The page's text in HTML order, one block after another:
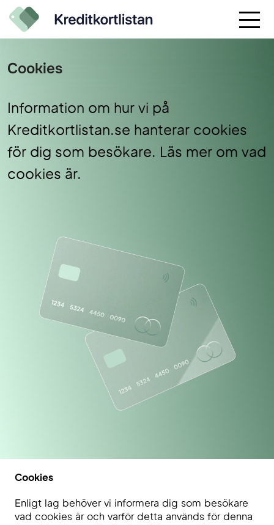
Cookies
Information om hur vi på
Kreditkortlistan.se hanterar cookies
för dig som besökare. Läs mer om vad
cookies är.
Cookies
Enligt lag behöver vi informera dig som besökare
vad cookies är och varför detta används för denna